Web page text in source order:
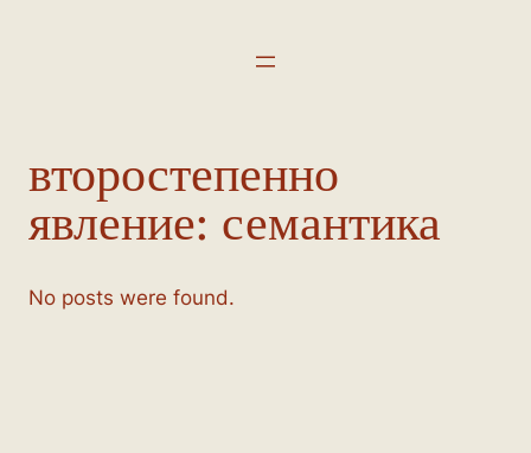
второстепенно
явление: семантика
No posts were found.